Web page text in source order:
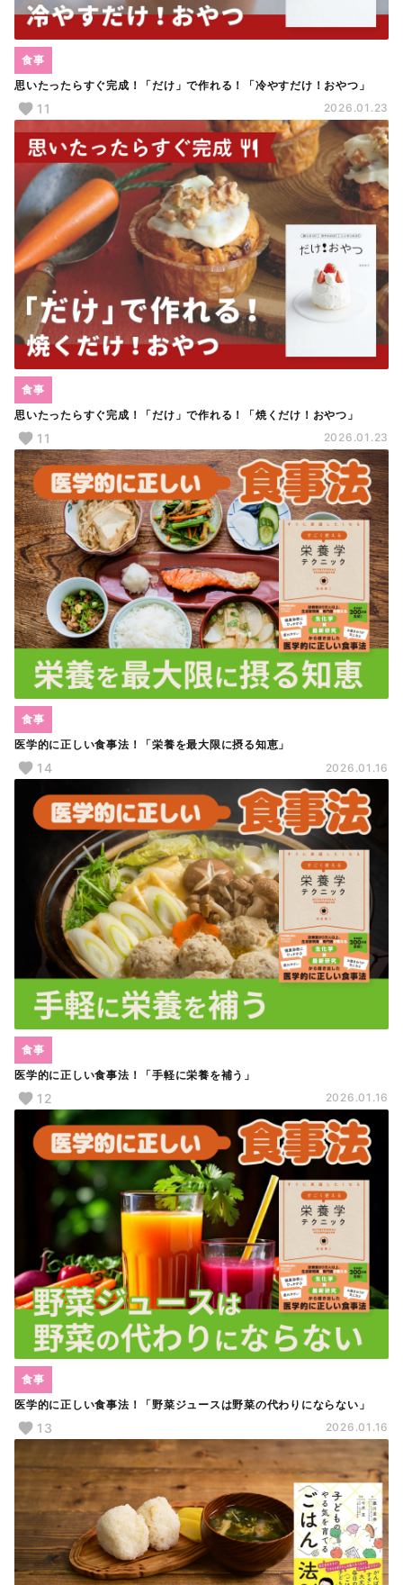
思いたったらすぐ完成！「だけ」で作れる！「冷やすだけ！おやつ」
食事
11 2026.01.23
思いたったらすぐ完成！「だけ」で作れる！「焼くだけ！おやつ」
食事
11 2026.01.23
医学的に正しい食事法！「栄養を最大限に摂る知恵」
食事
14 2026.01.16
医学的に正しい食事法！「手軽に栄養を補う」
食事
12 2026.01.16
医学的に正しい食事法！「野菜ジュースは野菜の代わりにならない」
食事
13 2026.01.16